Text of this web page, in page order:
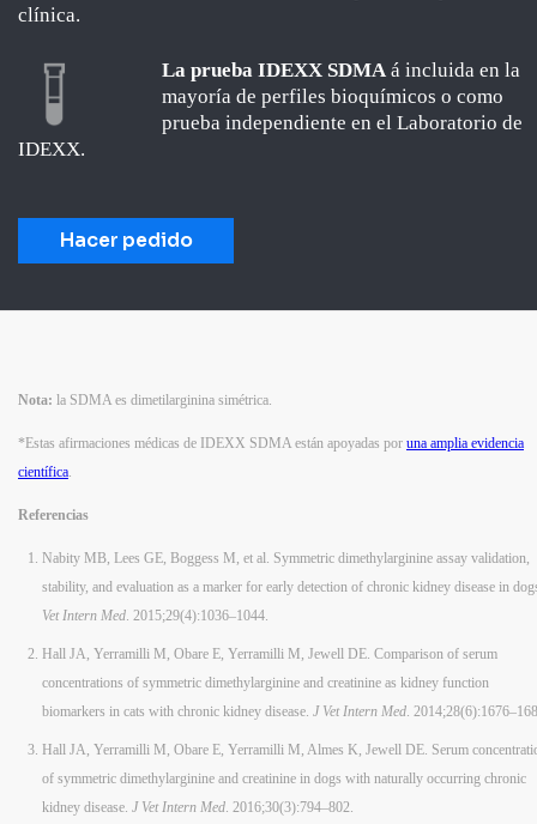
clínica.
La prueba IDEXX SDMA á incluida en la
mayoría de perfiles bioquímicos o como
prueba independiente en el Laboratorio de
IDEXX.
Hacer pedido
Nota: la SDMA es dimetilarginina simétrica.
*Estas afirmaciones médicas de IDEXX SDMA están apoyadas por una amplia evidencia
científica.
Referencias
Nabity MB, Lees GE, Boggess M, et al. Symmetric dimethylarginine assay validation,
stability, and evaluation as a marker for early detection of chronic kidney disease in
Vet Intern Med. 2015;29(4):1036–1044.
Hall JA, Yerramilli M, Obare E, Yerramilli M, Jewell DE. Comparison of serum
concentrations of symmetric dimethylarginine and creatinine as kidney function
biomarkers in cats with chronic kidney disease. J Vet Intern Med.
Hall JA, Yerramilli M, Obare E, Yerramilli M, Almes K, Jewell DE. Serum
of symmetric dimethylarginine and creatinine in dogs with naturally occurring chronic
kidney disease. J Vet Intern Med. 2016;30(3):794–802.